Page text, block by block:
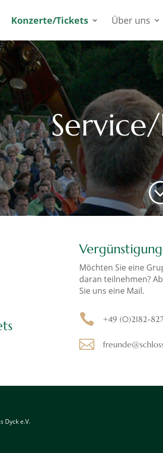
Konzerte/Tickets Über uns
Möchten Sie eine
daran teilnehmen?
Sie uns eine Mail.
 +49 (0)2182-

Dyck e.V.